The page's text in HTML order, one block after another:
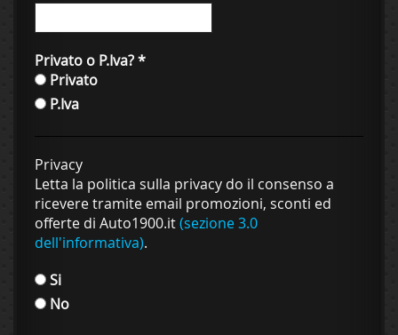
Privato o P.Iva?*
Privato
P.Iva
Privacy
Letta la politica sulla privacy do il consenso a
ricevere tramite email promozioni, sconti ed
offerte di Auto1900.it(sezione 3.0
dell'informativa).
Si
No